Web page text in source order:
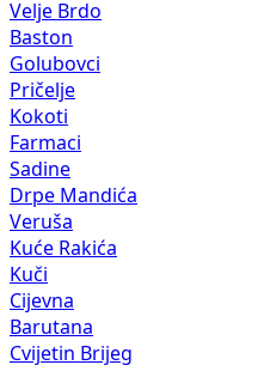
Velje Brdo
Baston
Golubovci
Pričelje
Kokoti
Farmaci
Sadine
Drpe Mandića
Veruša
Kuće Rakića
Kuči
Cijevna
Barutana
Cvijetin Brijeg